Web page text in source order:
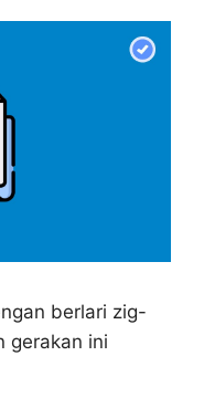
berlari zig-
gerakan ini